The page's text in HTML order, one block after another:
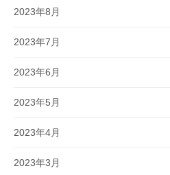
2023年8月
2023年7月
2023年6月
2023年5月
2023年4月
2023年3月